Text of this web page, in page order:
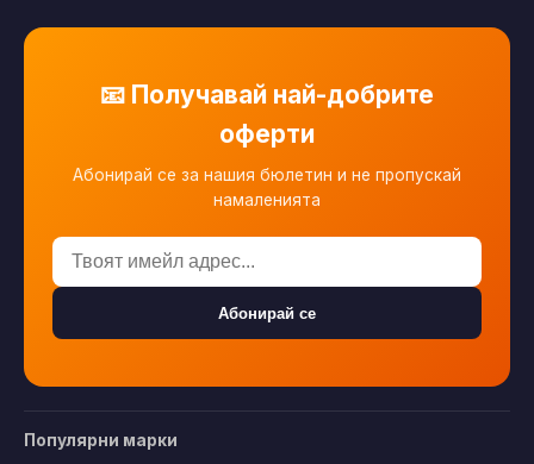
📧 Получавай най-добрите
оферти
Абонирай се за нашия бюлетин и не пропускай
намаленията
Абонирай се
Популярни марки